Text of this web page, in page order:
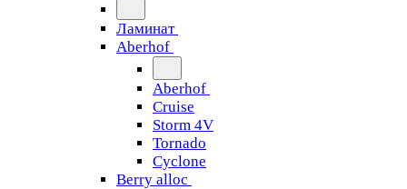
Ламинат
Aberhof
Aberhof
Cruise
Storm 4V
Tornado
Сyclone
Berry alloc